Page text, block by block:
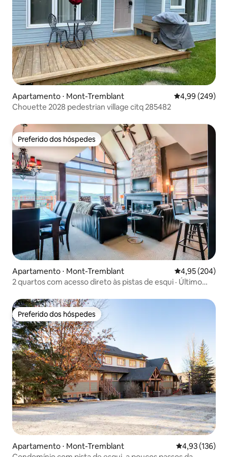
Apartamento ⋅ Mont-Tremblant 4,99 de uma
4,99 (249)
Chouette 2028 pedestrian village citq 285482
Preferido dos hóspedes
Preferido dos hóspedes
Apartamento ⋅ Mont-Tremblant 4,95 de uma
4,95 (204)
2 quartos com acesso direto às pistas de esqui · Último
Preferido dos hóspedes
Preferido dos hóspedes
Apartamento ⋅ Mont-Tremblant 4,93 de uma
4,93 (136)